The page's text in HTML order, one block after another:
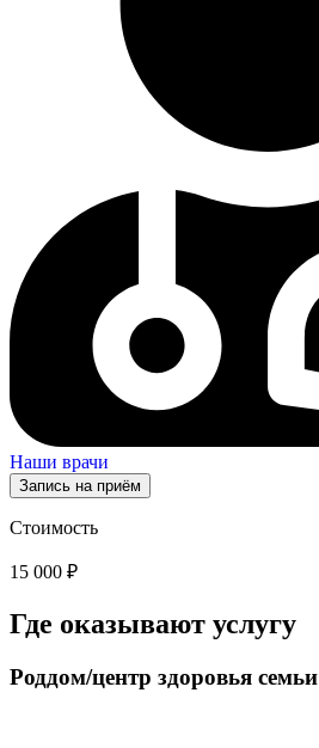
Наши врачи
Запись на приём
Стоимость
15 000 ₽
Где оказывают услугу
Роддом/центр здоровья семьи